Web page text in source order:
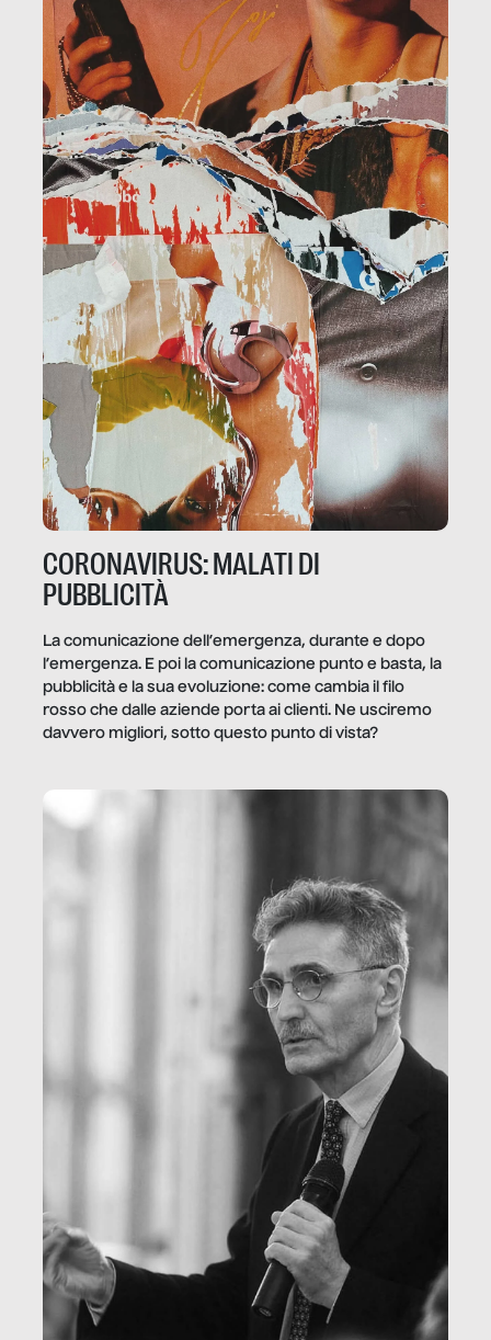
CORONAVIRUS: MALATI DI
PUBBLICITÀ
La comunicazione dell’emergenza, durante e dopo
l’emergenza. E poi la comunicazione punto e basta, la
pubblicità e la sua evoluzione: come cambia il filo
rosso che dalle aziende porta ai clienti. Ne usciremo
davvero migliori, sotto questo punto di vista?